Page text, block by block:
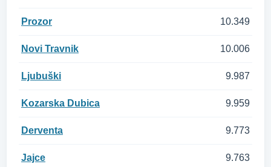
Prozor 10.349
Novi Travnik 10.006
Ljubuški 9.987
Kozarska Dubica 9.959
Derventa 9.773
Jajce 9.763